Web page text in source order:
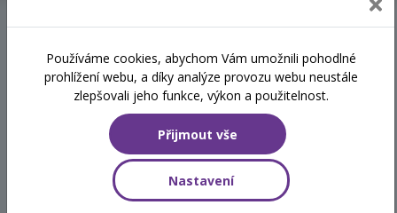
šablony
Technologie ve výuce jazyků
(český i cizí) a jak je
využívat efektivně a
kreativně (webinář)
Používáme cookies, abychom Vám umožnili pohodlné
prohlížení webu, a díky analýze provozu webu neustále
zlepšovali jeho funkce, výkon a použitelnost.
Přijmout vše
Nastavení